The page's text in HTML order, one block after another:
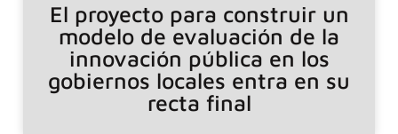
El proyecto para construir un
modelo de evaluación de la
innovación pública en los
gobiernos locales entra en su
recta final